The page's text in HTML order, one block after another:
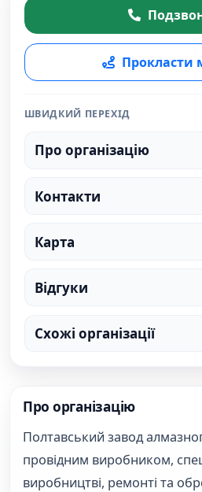
Про організацію
Полтавський завод
провідним виробником,
виробництві, ремонті та
Прокласти
ШВИДКИЙ ПЕРЕХІД
Про організацію
Контакти
Карта
Відгуки
Схожі організації